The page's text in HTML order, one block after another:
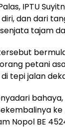
IPTU
dan dari
tajam
petani
tepi jalan
Nopol BE